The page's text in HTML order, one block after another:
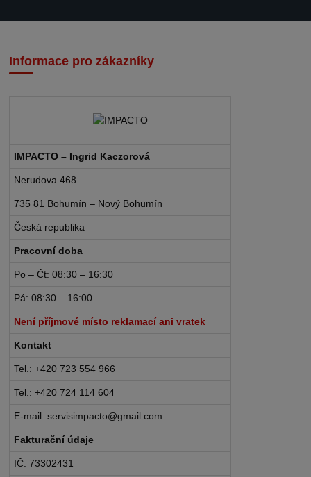
Informace pro zákazníky
IMPACTO – Ingrid Kaczorová
Nerudova 468
735 81 Bohumín – Nový Bohumín
Česká republika
Pracovní doba
Po – Čt: 08:30 – 16:30
Pá: 08:30 – 16:00
Není příjmové místo reklamací ani vratek
Kontakt
Tel.: +420 723 554 966
Tel.: +420 724 114 604
E-mail: servisimpacto@gmail.com
Fakturační údaje
IČ: 73302431